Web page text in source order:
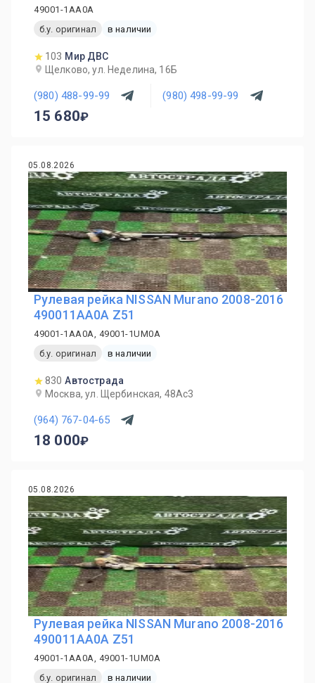
49001-1AA0A
б.у. оригинал
в наличии
103 Мир ДВС
Щелково, ул. Неделина, 16Б
(980) 488-99-99 (980) 498-99-99
15 680
05.08.2026
Рулевая рейка NISSAN Murano 2008-2016
490011AA0A Z51
49001-1AA0A, 49001-1UM0A
б.у. оригинал
в наличии
830 Автострада
Москва, ул. Щербинская, 48Ас3
(964) 767-04-65
18 000
05.08.2026
Рулевая рейка NISSAN Murano 2008-2016
490011AA0A Z51
49001-1AA0A, 49001-1UM0A
б.у. оригинал
в наличии